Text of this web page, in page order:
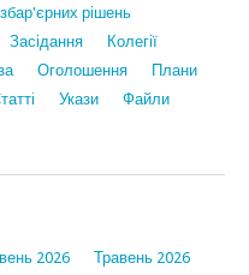
рішень
Засідання
Колегії
Оголошення
Плани
Укази
Файли
2026 Травень 2026